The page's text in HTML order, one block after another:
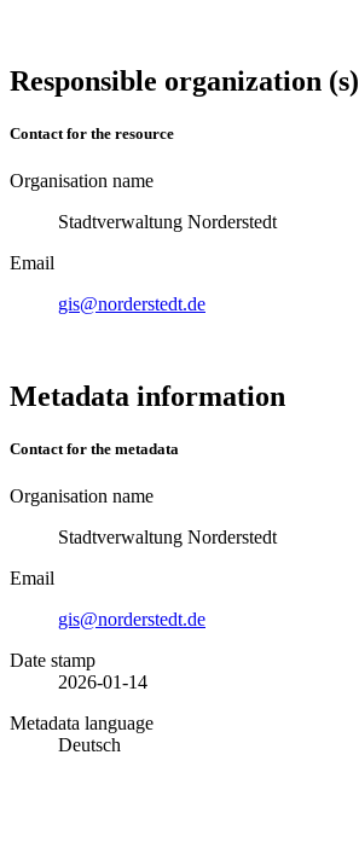
Responsible organization (s)
Contact for the resource
Organisation name
Stadtverwaltung Norderstedt
Email
gis@norderstedt.de
Metadata information
Contact for the metadata
Organisation name
Stadtverwaltung Norderstedt
Email
gis@norderstedt.de
Date stamp
2026-01-14
Metadata language
Deutsch